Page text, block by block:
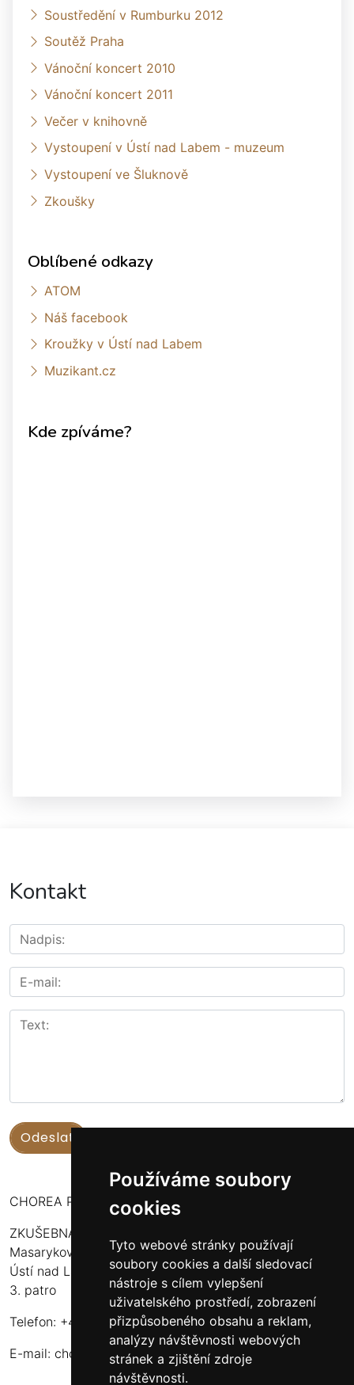
Používáme soubory
cookies
Tyto webové stránky používají
soubory cookies a další sledovací
nástroje s cílem vylepšení
uživatelského prostředí, zobrazení
přizpůsobeného obsahu a reklam,
analýzy návštěvnosti webových
stránek a zjištění zdroje
návštěvnosti.
Soustředění v Rumburku 2012
Soutěž Praha
Vánoční koncert 2010
Vánoční koncert 2011
Večer v knihovně
Vystoupení v Ústí nad Labem - muzeum
Vystoupení ve Šluknově
Zkoušky
Oblíbené odkazy
ATOM
Náš facebook
Kroužky v Ústí nad Labem
Muzikant.cz
Kde zpíváme?
Kontakt
CHOREA PUERI USTENSIS
ZKUŠEBNA:
Masarykova 316
Ústí nad Labem - Bukov Rondel
3. patro
Telefon: +420 608 916 320
E-mail: choreapueriustensis@centrum.cz